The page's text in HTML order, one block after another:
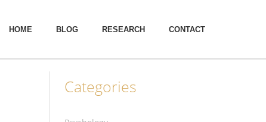
HOME BLOG RESEARCH CONTACT
Categories